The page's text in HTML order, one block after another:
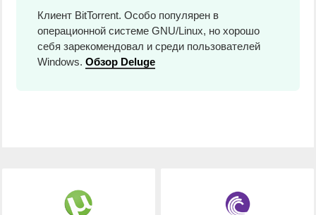
Клиент BitTorrent. Особо популярен в
операционной системе GNU/Linux, но хорошо
себя зарекомендовал и среди пользователей
Windows. Обзор Deluge